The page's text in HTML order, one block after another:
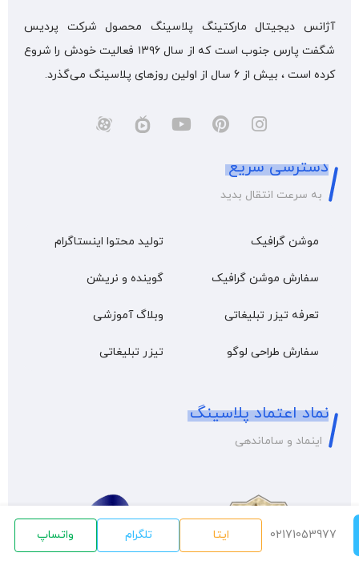
02171053977 ایتا تلگرام واتساپ
آژانس دیجیتال مارکتینگ پلاسینگ محصول شرکت پردیس
شگفت پارس جنوب است که از سال ۱۳۹۶ فعالیت خودش را شروع
کرده است ، بیش از 6 سال از اولین روزهای پلاسینگ می‌گذرد.
دسترسی سریع
به سرعت انتقال بدید
موشن گرافیک
سفارش موشن گرافیک
تعرفه تیزر تبلیغاتی
سفارش طراحی لوگو
تولید محتوا اینستاگرام
گوینده و نریشن
وبلاگ آموزشی
تیزر تبلیغاتی
نماد اعتماد پلاسینگ
اینماد و ساماندهی